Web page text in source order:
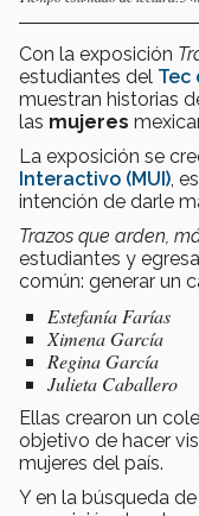
Con la exposición
estudiantes del Tec
muestran historias
las mujeres
La exposición se
Interactivo (MUI) ,
intención de darle
Trazos que arden,
estudiantes y
común: generar un
Estefanía Farías
Ximena García
Regina García
Julieta Caballero
Ellas crearon un
objetivo de hacer
mujeres del país.
Y en la búsqueda